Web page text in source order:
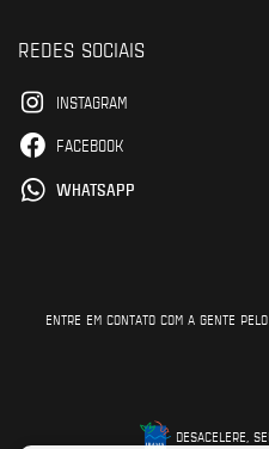
REDES SOCIAIS
INSTAGRAM
FACEBOOK
WHATSAPP
ENTRE EM CONTATO COM A GENTE
DESACELERE,